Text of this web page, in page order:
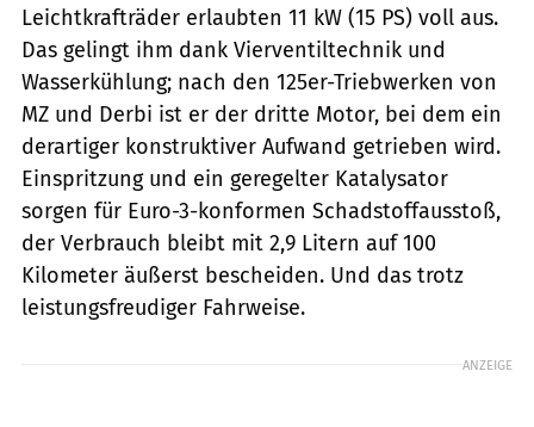
Leichtkrafträder erlaubten 11 kW (15 PS) voll aus.
Das gelingt ihm dank Vierventiltechnik und
Wasserkühlung; nach den 125er-Triebwerken von
MZ und Derbi ist er der dritte Motor, bei dem ein
derartiger konstruktiver Aufwand getrieben wird.
Einspritzung und ein geregelter Katalysator
sorgen für Euro-3-konformen Schadstoffausstoß,
der Verbrauch bleibt mit 2,9 Litern auf 100
Kilometer äußerst bescheiden. Und das trotz
leistungsfreudiger Fahrweise.
ANZEIGE